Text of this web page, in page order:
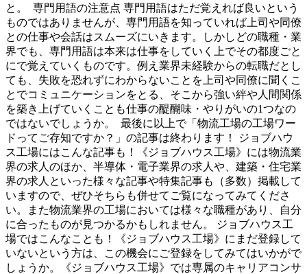
と。 専門用語の注意点 専門用語はただ覚えれば良いという
ものではありませんが、専門用語を知っていれば上司や同僚
との仕事や会話はスムーズにいきます。しかしどの職種・業
界でも、専門用語は本来は仕事をしていく上でその都度ごと
にで覚えていくものです。例え業界未経験からの転職だとし
ても、失敗を恐れずにわからないことを上司や同僚に聞くこ
とでコミュニケーションをとる、そこから強い絆や人間関係
を築き上げていくことも仕事の醍醐味・やりがいの1つなの
ではないでしょうか。 最後に以上で「物流工場の工場ワー
ドってご存知ですか？」の記事は終わります！ ジョブハウ
ス工場にはこんな記事も！《ジョブハウス工場》には物流業
界の求人のほか、半導体・電子業界の求人や、建築・住宅業
界の求人といった様々な記事や特集記事も（多数）掲載して
いますので、ぜひそちらも併せてご覧になってみてくださ
い。また物流業界の工場においては様々な職種があり、自分
に合ったものが見つかるかもしれません。 ジョブハウス工
場ではこんなことも！《ジョブハウス工場》にまだ登録して
いないという方は、この機会にご登録をしてみてはいかがで
しょうか。《ジョブハウス工場》では専属のキャリアコンサ